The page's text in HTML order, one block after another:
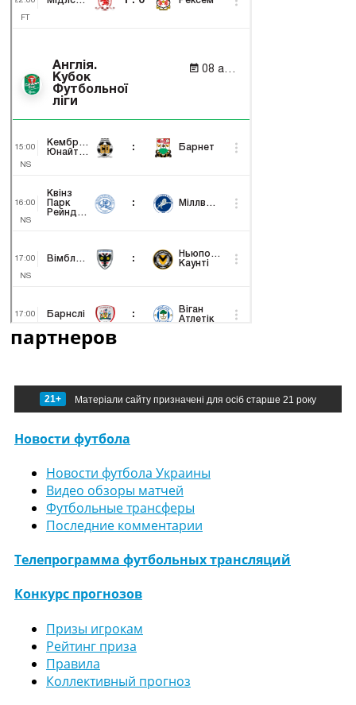
партнеров
21+ Матеріали сайту призначені для осіб старше 21 року
Новости футбола
Новости футбола Украины
Видео обзоры матчей
Футбольные трансферы
Последние комментарии
Телепрограмма футбольных трансляций
Конкурс прогнозов
Призы игрокам
Рейтинг приза
Правила
Коллективный прогноз